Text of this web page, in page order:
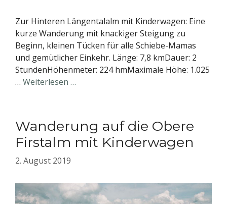
Zur Hinteren Längentalalm mit Kinderwagen: Eine
kurze Wanderung mit knackiger Steigung zu
Beginn, kleinen Tücken für alle Schiebe-Mamas
und gemütlicher Einkehr. Länge: 7,8 kmDauer: 2
StundenHöhenmeter: 224 hmMaximale Höhe: 1.025
… Weiterlesen …
Wanderung auf die Obere
Firstalm mit Kinderwagen
2. August 2019